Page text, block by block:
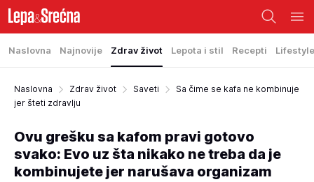
Naslovna Najnovije Zdrav život Lepota i stil Recepti Lifestyle
Naslovna Zdrav život Saveti
Sa čime se kafa ne kombinuje
jer šteti zdravlju
Ovu grešku sa kafom pravi gotovo
svako: Evo uz šta nikako ne treba da je
kombinujete jer narušava organizam